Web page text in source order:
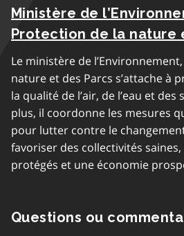
Ministère de
Protection de la nature
Le ministère de
nature et des Parcs s’attache à
la qualité de l’air, de l’eau et des
plus, il coordonne les mesures
pour lutter contre le
favoriser des collectivités
protégés et une économie
Questions ou